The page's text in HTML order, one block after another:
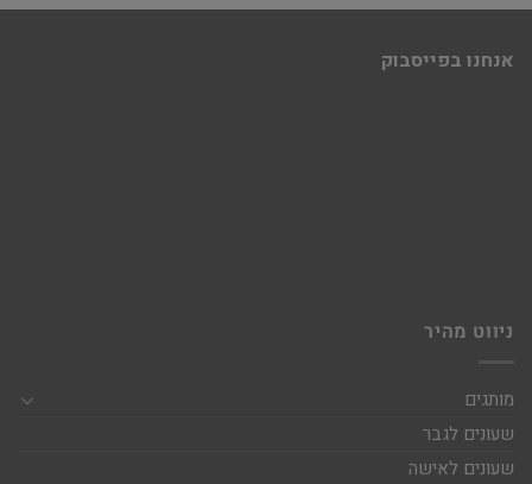
אנחנו בפייסבוק
ניווט מהיר
מותגים
שעונים לגבר
שעונים לאישה